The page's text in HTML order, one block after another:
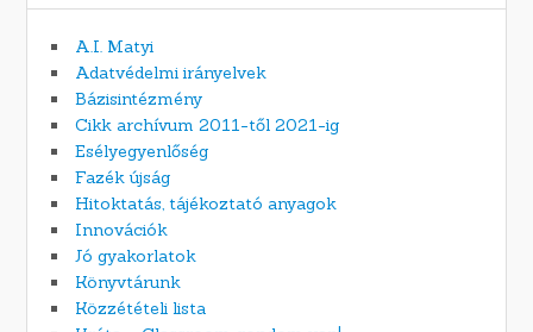
A.I. Matyi
Adatvédelmi irányelvek
Bázisintézmény
Cikk archívum 2011-től 2021-ig
Esélyegyenlőség
Fazék újság
Hitoktatás, tájékoztató anyagok
Innovációk
Jó gyakorlatok
Könyvtárunk
Közzétételi lista